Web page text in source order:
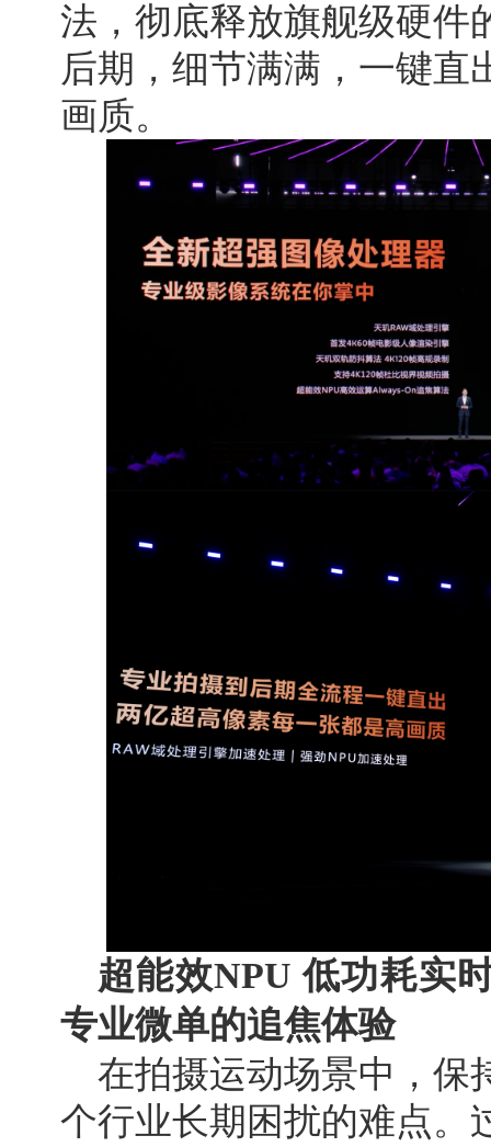
法，彻底释放旗舰级硬件
后期，细节满满，一键直
画质。
超能效NPU 低功耗实
专业微单的追焦体验
在拍摄运动场景中，保
个行业长期困扰的难点。